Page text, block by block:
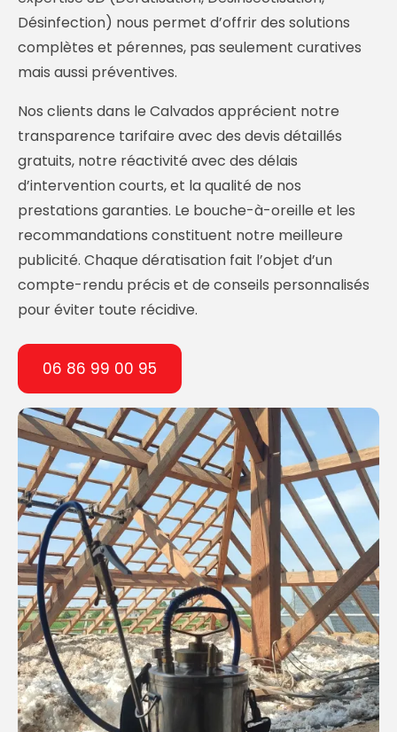
Désinfection) nous permet d’offrir des solutions
complètes et pérennes, pas seulement curatives
mais aussi préventives.
Nos clients dans le Calvados apprécient notre
transparence tarifaire avec des devis détaillés
gratuits, notre réactivité avec des délais
d’intervention courts, et la qualité de nos
prestations garanties. Le bouche-à-oreille et les
recommandations constituent notre meilleure
publicité. Chaque dératisation fait l’objet d’un
compte-rendu précis et de conseils personnalisés
pour éviter toute récidive.
06 86 99 00 95